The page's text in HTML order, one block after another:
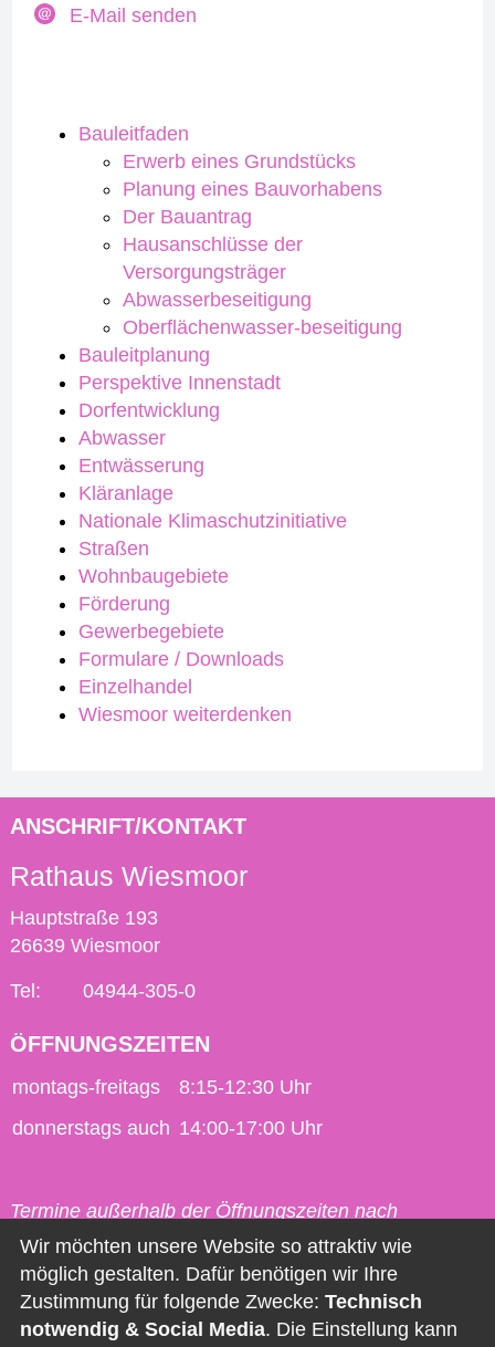
Bauleitfaden
Erwerb eines Grundstücks
Planung eines Bauvorhabens
Der Bauantrag
Hausanschlüsse der
Versorgungsträger
Abwasserbeseitigung
Oberflächenwasser-beseitigung
Bauleitplanung
Perspektive Innenstadt
Dorfentwicklung
Abwasser
Entwässerung
Kläranlage
Nationale Klimaschutzinitiative
Straßen
Wohnbaugebiete
Förderung
Gewerbegebiete
Formulare / Downloads
Einzelhandel
Wiesmoor weiterdenken
E-Mail senden
ANSCHRIFT/KONTAKT
Rathaus Wiesmoor
Hauptstraße 193
26639 Wiesmoor
Tel: 04944-305-0
ÖFFNUNGSZEITEN
montags-freitags
8:15-12:30 Uhr
donnerstags auch 14:00-17:00 Uhr
Termine außerhalb der Öffnungszeiten nach
vorheriger Vereinbarung möglich.
Kontakt
Impressum
Wir möchten unsere Website so attraktiv wie
möglich gestalten. Dafür benötigen wir Ihre
Zustimmung für folgende Zwecke: Technisch
notwendig & Social Media. Die Einstellung kann